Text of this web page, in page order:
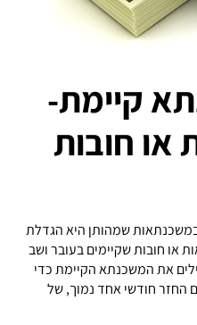
קיימת-
או חובות
שמהותן היא הגדלת
או חובות שקיימים בעובר ושב
את המשכנתא הקיימת כדי
החזר חודשי אחד נמוך, של